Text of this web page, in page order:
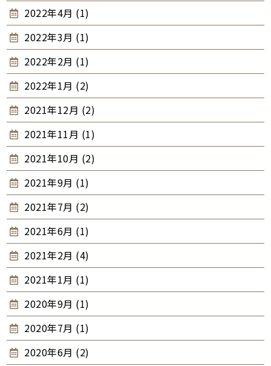
2022年4月 (1)
2022年3月 (1)
2022年2月 (1)
2022年1月 (2)
2021年12月 (2)
2021年11月 (1)
2021年10月 (2)
2021年9月 (1)
2021年7月 (2)
2021年6月 (1)
2021年2月 (4)
2021年1月 (1)
2020年9月 (1)
2020年7月 (1)
2020年6月 (2)